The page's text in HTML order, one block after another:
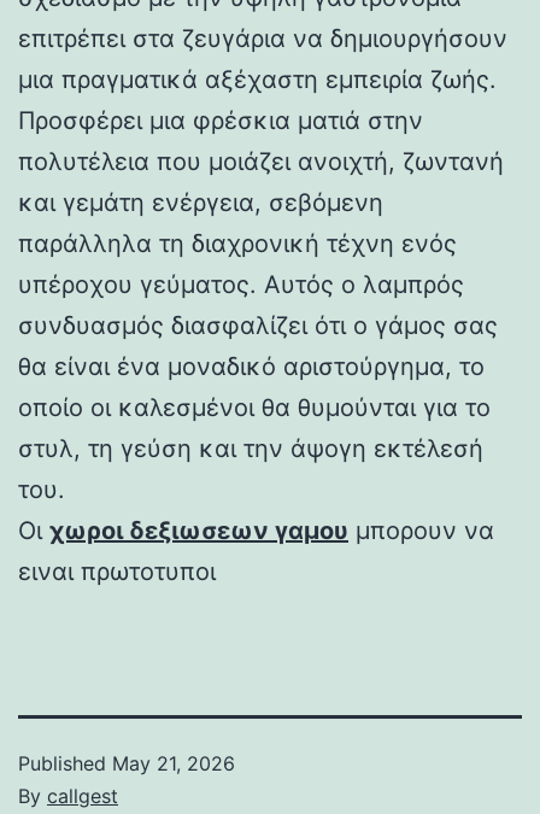
επιτρέπει στα ζευγάρια να δημιουργήσουν
μια πραγματικά αξέχαστη εμπειρία ζωής.
Προσφέρει μια φρέσκια ματιά στην
πολυτέλεια που μοιάζει ανοιχτή, ζωντανή
και γεμάτη ενέργεια, σεβόμενη
παράλληλα τη διαχρονική τέχνη ενός
υπέροχου γεύματος. Αυτός ο λαμπρός
συνδυασμός διασφαλίζει ότι ο γάμος σας
θα είναι ένα μοναδικό αριστούργημα, το
οποίο οι καλεσμένοι θα θυμούνται για το
στυλ, τη γεύση και την άψογη εκτέλεσή
του.
Οι χωροι δεξιωσεων γαμου μπορουν να
ειναι πρωτοτυποι
Published May 21, 2026
By callgest